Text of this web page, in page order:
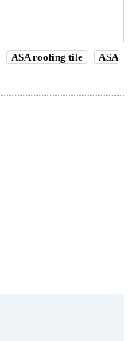
ASA roofing tile
ASA